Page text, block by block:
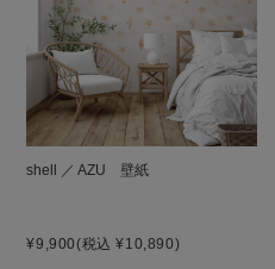
shell ／ AZU 壁紙
¥9,900(税込 ¥10,890)